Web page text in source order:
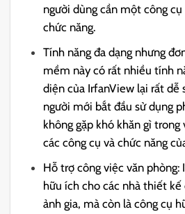
người dùng cần một công
chức năng.
Tính năng đa dạng nhưng
mềm này có rất nhiều tính
diện của IrfanView lại rất dễ
người mới bắt đầu sử dụng
không gặp khó khăn gì
các công cụ và chức năng
Hỗ trợ công việc văn phòng:
hữu ích cho các nhà thiết kế
ảnh gia, mà còn là công cụ